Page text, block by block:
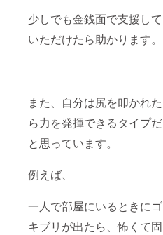
少しでも金銭面で支援して
いただけたら助かります。
また、自分は尻を叩かれた
ら力を発揮できるタイプだ
と思っています。
例えば、
一人で部屋にいるときにゴ
キブリが出たら、怖くて固